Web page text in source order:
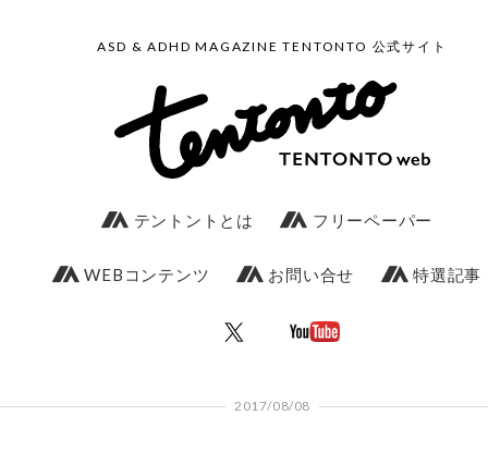
ASD & ADHD MAGAZINE TENTONTO 公式サイト
テントントとは フリーペーパー
WEBコンテンツ お問い合せ 特選記事
2017/08/08